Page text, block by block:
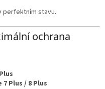
perfektním stavu.
ochrana
Plus / 8 Plus